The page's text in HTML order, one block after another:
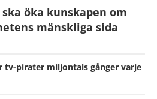
öka kunskapen om
mänskliga sida
tv-pirater miljontals gånger varje